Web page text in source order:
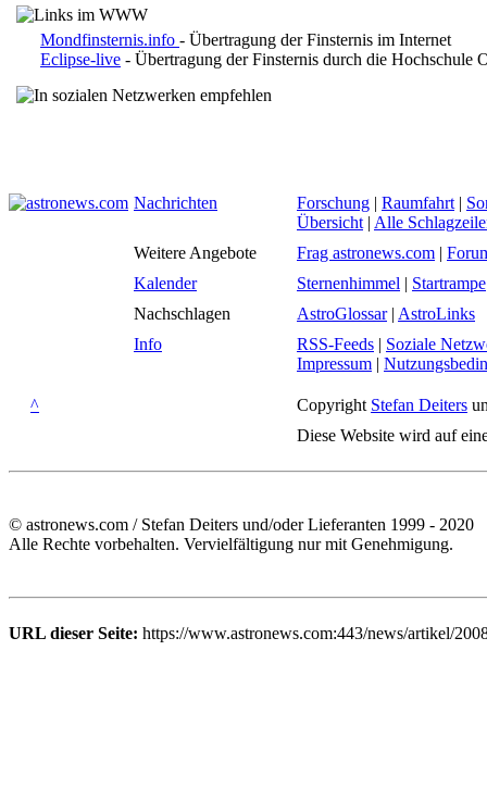
Mondfinsternis.info - Übertragung der Finsternis im Internet
Eclipse-live - Übertragung der Finsternis durch die Hochschule
Nachrichten Forschung | Raumfahrt |
Übersicht | Alle
Weitere Angebote
Frag astronews.com |
Kalender
Sternenhimmel | Startrampe
Nachschlagen
AstroGlossar| AstroLinks
Info
RSS-Feeds | Soziale
Impressum |
^ Copyright Stefan Deiters
Diese Website wird auf
© astronews.com / Stefan Deiters und/oder Lieferanten 1999 - 2020
Alle Rechte vorbehalten. Vervielfältigung nur mit Genehmigung.
URL dieser Seite: https://www.astronews.com:443/news/artikel/